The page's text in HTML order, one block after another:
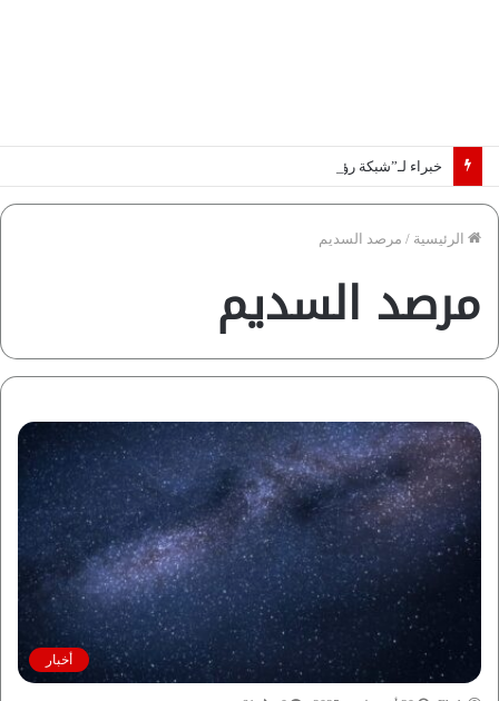
خبراء لـ”شبكة رؤية”: «اتفاق مكة» يغيّر قواعد اللعبة بالشرق الأوسط
الرئيسية / مرصد السديم
مرصد السديم
أخبار